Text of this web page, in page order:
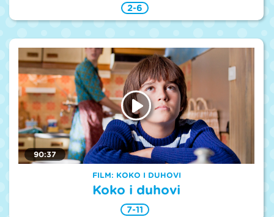
2-6
90:37
FILM: KOKO I DUHOVI
Koko i duhovi
7-11